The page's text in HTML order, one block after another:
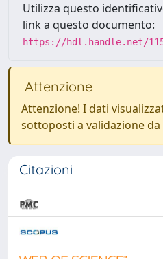
Utilizza questo
link a questo documento:
https://hdl.handle.net/
Attenzione
Attenzione! I dati
sottoposti a validazione
Citazioni